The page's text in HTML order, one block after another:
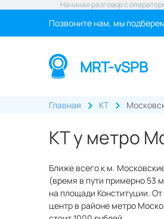
Начиная разговор с
Позвоните нам, мы
MRT-vSPB
Главная КТ
КТ у метро
Ближе всего к м.
(время в пути примерно 53
на площади Конституции.
центр в районе метро